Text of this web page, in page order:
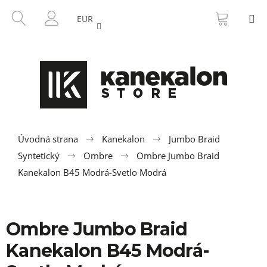
HĽADAŤ
PRIHLÁSENIE
EUR KOŠÍK
Úvodná strana Kanekalon
Jumbo Braid
Syntetický
Ombre
Ombre Jumbo Braid
Kanekalon B45 Modrá-Svetlo Modrá
Ombre Jumbo Braid
Kanekalon B45 Modrá-
SPÄŤ
SPÄŤ
e
b
e
t
e